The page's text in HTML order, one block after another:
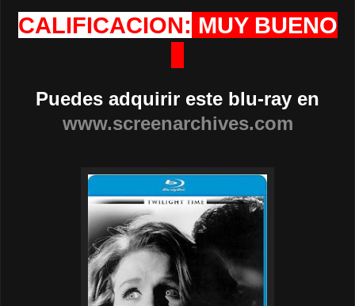
CALIFICACION: MUY BUENO
Puedes adquirir este blu-ray en
www.screenarchives.com